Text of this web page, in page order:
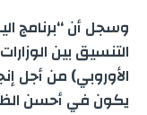
وسجل أن “برنامج
التنسيق بين
الأوروبي) من أجل
يكون في أحسن